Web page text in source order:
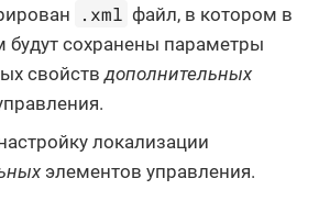
.xml файл, в котором в
сохранены параметры
свойств дополнительных
локализации
элементов управления.